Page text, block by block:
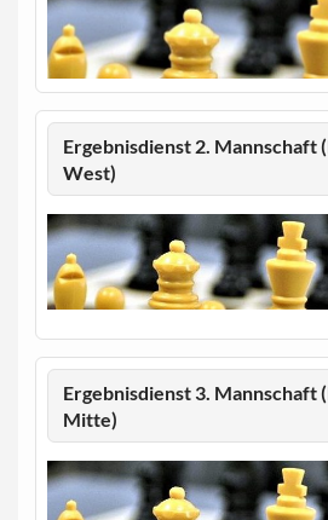
Ergebnisdienst 2. Mannschaft
West)
Ergebnisdienst 3. Mannschaft
Mitte)